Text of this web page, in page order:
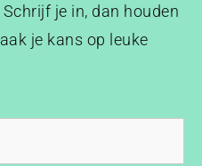
je in, dan houden
je kans op leuke